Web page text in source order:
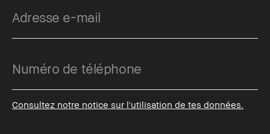
Consultez notre notice sur l'utilisation de tes données.